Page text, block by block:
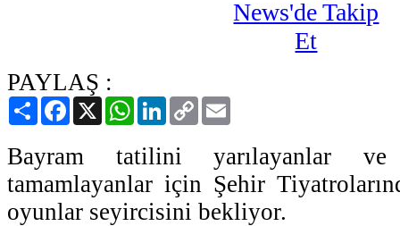
PAYLAŞ :
PaylaşFacebook
X WhatsAppLinkedIn
Copy
Link
Bayram tatilini yarılayanlar
tamamlayanlar için Şehir
oyunlar seyircisini bekliyor.